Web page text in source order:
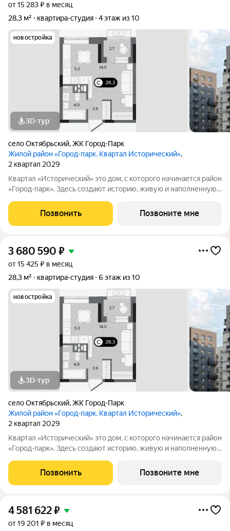
от 15 283 ₽ в месяц
28,3 м²
квартира-студия 4 этаж из 10
новостройка
3D-тур
село Октябрьский,ЖК Город-Парк
Жилой район «Город-парк. Квартал Исторический»,
2 квартал 2029
Квартал «Исторический» это дом, с которого начинается район
«Город-парк». Здесь создают историю, живую и наполненную
от семи до десяти этажей и двух десятиэтажных башен,
выходящих на
Позвонить Позвоните мне
3 680 590 ₽
от 15 425 ₽ в месяц
28,3 м²
квартира-студия 6 этаж из 10
новостройка
3D-тур
село Октябрьский,ЖК Город-Парк
Жилой район «Город-парк. Квартал Исторический»,
2 квартал 2029
Квартал «Исторический» это дом, с которого начинается район
«Город-парк». Здесь создают историю, живую и наполненную
от семи до десяти этажей и двух десятиэтажных башен,
выходящих на
Позвонить Позвоните мне
4 581 622₽
от 19 201 ₽ в месяц